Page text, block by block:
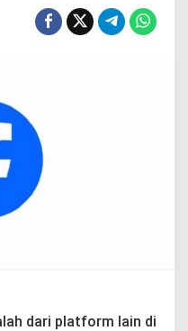
dari platform lain di